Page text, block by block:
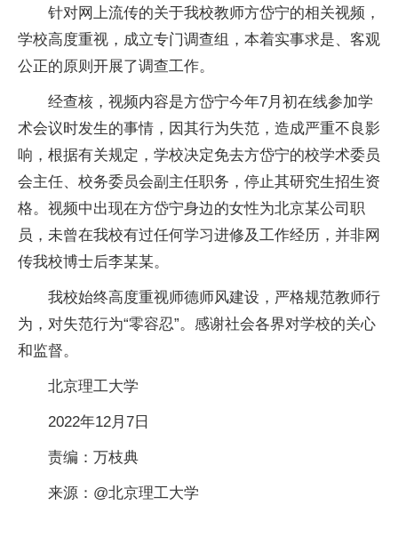
针对网上流传的关于我校教师方岱宁的相关视频，
学校高度重视，成立专门调查组，本着实事求是、客观
公正的原则开展了调查工作。
经查核，视频内容是方岱宁今年7月初在线参加学
术会议时发生的事情，因其行为失范，造成严重不良影
响，根据有关规定，学校决定免去方岱宁的校学术委员
会主任、校务委员会副主任职务，停止其研究生招生资
格。视频中出现在方岱宁身边的女性为北京某公司职
员，未曾在我校有过任何学习进修及工作经历，并非网
传我校博士后李某某。
我校始终高度重视师德师风建设，严格规范教师行
为，对失范行为“零容忍”。感谢社会各界对学校的关心
和监督。
北京理工大学
2022年12月7日
责编：万枝典
来源：@ 北京理工大学